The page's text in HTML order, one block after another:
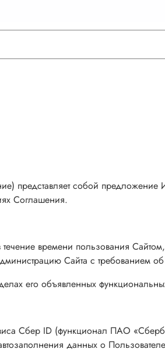
представляет собой
Соглашения.
времени пользования
Сайта с требованием
его объявленных
Сбер ID (функционал ПАО
данных о